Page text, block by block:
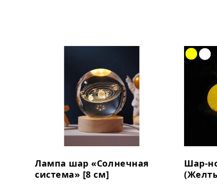
Лампа шар «Солнечная
система» [8 см]
Шар-